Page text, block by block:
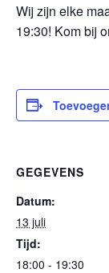
Wij zijn elke
19:30! Kom bij
GEGEVENS
Datum:
13 juli
Tijd:
18:00 - 19:30